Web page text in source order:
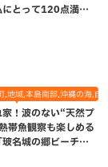
にとって120点満点
,地域,本島南部,沖縄の海,自
！波のない“天然プ
帯魚観察も楽しめる
名城の郷ビーチ」